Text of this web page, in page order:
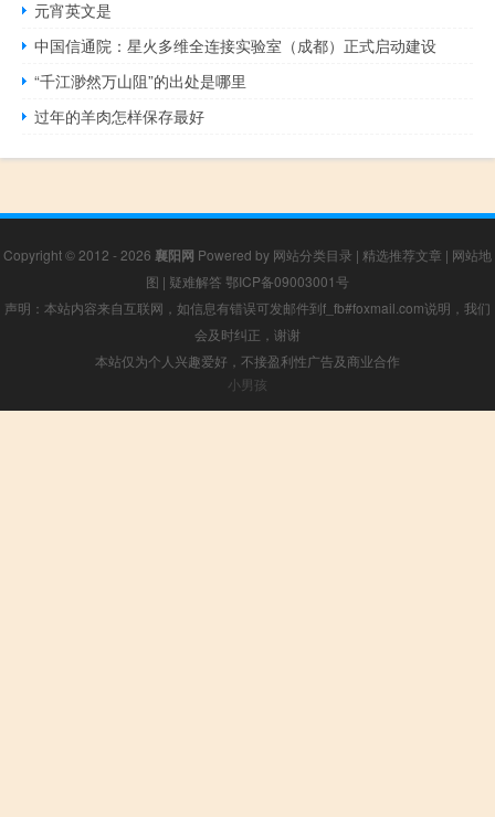
元宵英文是
中国信通院：星火多维全连接实验室（成都）正式启动建设
“千江渺然万山阻”的出处是哪里
过年的羊肉怎样保存最好
Copyright © 2012 - 2026 襄阳网 Powered by 网站分类目录 | 精选推荐文章 | 网站地
图 | 疑难解答 鄂ICP备09003001号
声明：本站内容来自互联网，如信息有错误可发邮件到f_fb#foxmail.com说明，我们
会及时纠正，谢谢
本站仅为个人兴趣爱好，不接盈利性广告及商业合作
小男孩